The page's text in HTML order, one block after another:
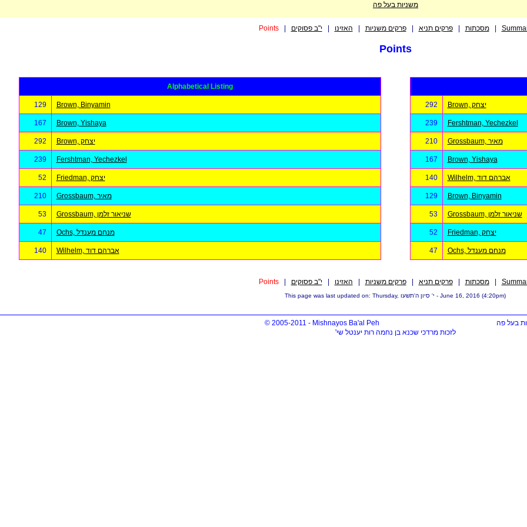
משניות בעל פה
Points| מסכתות |פרקים תניא |פרקים משניות האזינו |י"ב פסוקים |
Points
Alphabetical Listing
129 Brown, Binyamin
167 Brown, Yishaya
292 Brown, יצחק
239 Fershtman, Yechezkel
52 Friedman, יצחק
210 Grossbaum, מאיר
53 Grossbaum, שניאור זלמן
47 Ochs, מנחם מענדל
140 Wilhelm, אברהם דוד
292 Brown, יצחק
239 Fershtman, Yechezkel
210 Grossbaum, מאיר
167 Brown, Yishaya
140 Wilhelm, אברהם דוד
129 Brown, Binyamin
53 Grossbaum, שניאור זלמן
52 Friedman, יצחק
47 Ochs, מנחם מענדל
Points| מסכתות |פרקים תניא |פרקים משניות האזינו |י"ב פסוקים |
This page was last updated on: Thursday, י' סיון ה'תשעו - June 16, 2016 (4:20pm)
© 2005-2011 - Mishnayos Ba'al Peh
בעל פה
לזכות מרדכי שכנא בן נחמה רות יענטל שי'